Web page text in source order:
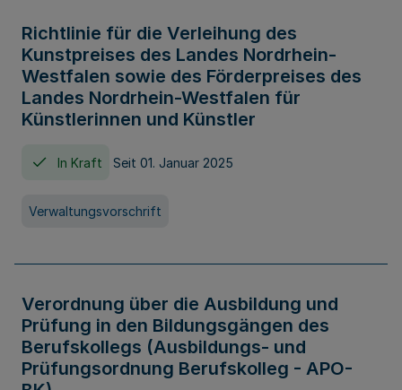
Richtlinie für die Verleihung des
Kunstpreises des Landes Nordrhein-
Westfalen sowie des Förderpreises des
Landes Nordrhein-Westfalen für
Künstlerinnen und Künstler
In Kraft Seit 01. Januar 2025
Verwaltungsvorschrift
Verordnung über die Ausbildung und
Prüfung in den Bildungsgängen des
Berufskollegs (Ausbildungs- und
Prüfungsordnung Berufskolleg - APO-